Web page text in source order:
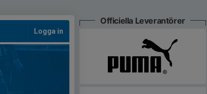
Logga in
Officiella Leverantörer